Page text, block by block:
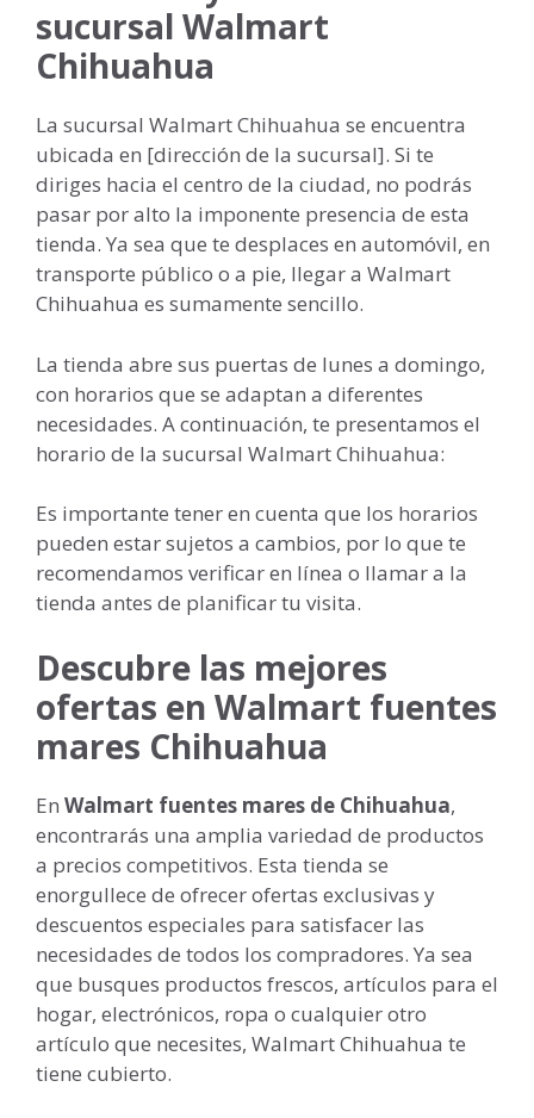
sucursal Walmart
Chihuahua
La sucursal Walmart Chihuahua se encuentra
ubicada en [dirección de la sucursal]. Si te
diriges hacia el centro de la ciudad, no podrás
pasar por alto la imponente presencia de esta
tienda. Ya sea que te desplaces en automóvil, en
transporte público o a pie, llegar a Walmart
Chihuahua es sumamente sencillo.
La tienda abre sus puertas de lunes a domingo,
con horarios que se adaptan a diferentes
necesidades. A continuación, te presentamos el
horario de la sucursal Walmart Chihuahua:
Es importante tener en cuenta que los horarios
pueden estar sujetos a cambios, por lo que te
recomendamos verificar en línea o llamar a la
tienda antes de planificar tu visita.
Descubre las mejores
ofertas en Walmart fuentes
mares Chihuahua
En Walmart fuentes mares de Chihuahua,
encontrarás una amplia variedad de productos
a precios competitivos. Esta tienda se
enorgullece de ofrecer ofertas exclusivas y
descuentos especiales para satisfacer las
necesidades de todos los compradores. Ya sea
que busques productos frescos, artículos para el
hogar, electrónicos, ropa o cualquier otro
artículo que necesites, Walmart Chihuahua te
tiene cubierto.